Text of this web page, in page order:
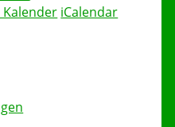
Kalender iCalendar